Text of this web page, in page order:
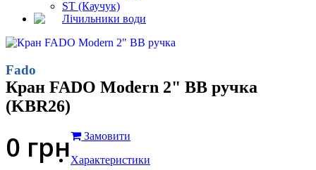
ST (Каучук)
Лічильники води
Fado
Кран FADO Modern 2" ВВ ручка
(KBR26)
0 грн
Замовити
Характеристики